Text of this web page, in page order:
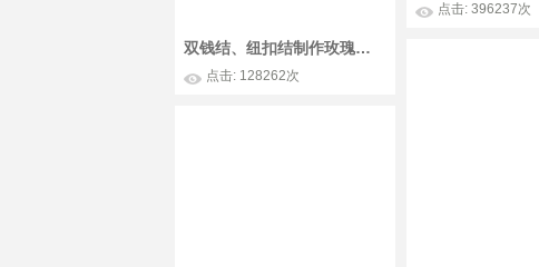
点击: 396237次
双钱结、纽扣结制作玫瑰花教程
点击: 128262次